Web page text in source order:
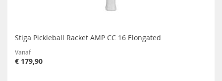
Stiga Pickleball Racket AMP CC 16 Elongated
Vanaf
€ 179,90